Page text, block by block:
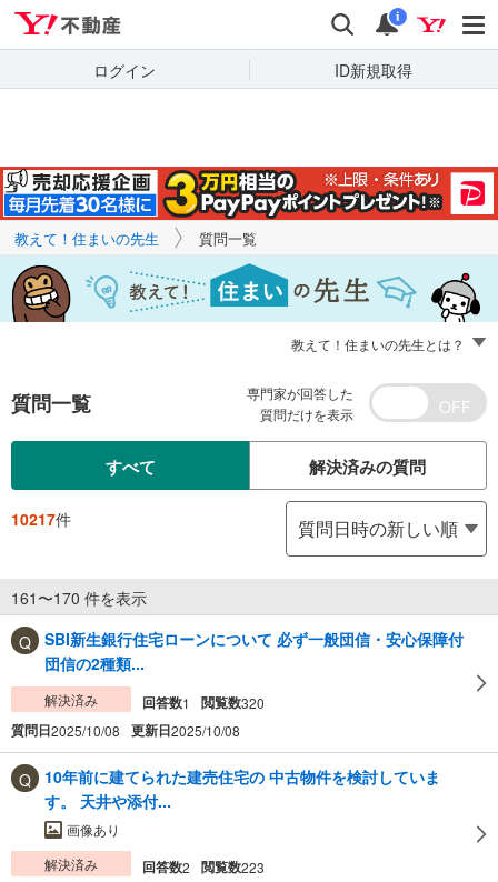
検索 通知
i
ログイン ID新規取得
キーワードで
質問を探す
教えて！住まいの先生 質問一覧
教えて！住まいの先生とは？
質問一覧
専門家が回答した
質問だけを表示
すべて 解決済みの質問
10217件
161〜170 件を表示
SBI新生銀行住宅ローンについて 必ず一般団信・安心保障付
団信の2種類...
解決済み 回答数1 閲覧数320
質問日2025/10/08 更新日2025/10/08
10年前に建てられた建売住宅の 中古物件を検討していま
す。 天井や添付...
画像あり
解決済み
回答数2 閲覧数223